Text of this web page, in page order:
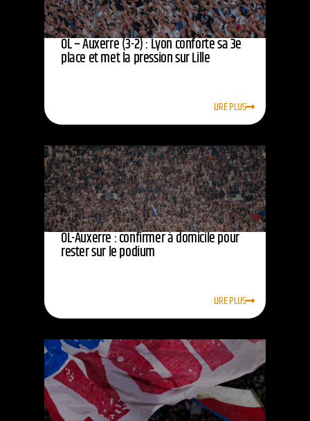
OL – Auxerre (3-2) : Lyon conforte sa 3e
place et met la pression sur Lille
LIRE PLUS
OL-Auxerre : confirmer à domicile pour
rester sur le podium
LIRE PLUS